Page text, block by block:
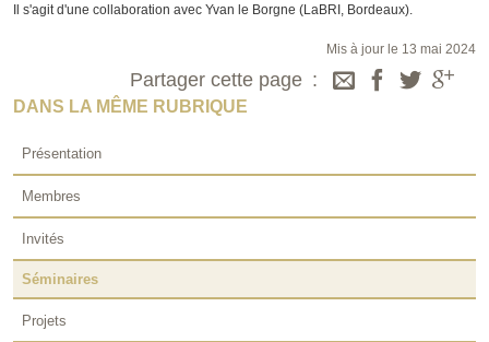
Il s'agit d'une collaboration avec Yvan le Borgne (LaBRI, Bordeaux).
Mis à jour le 13 mai 2024
Partager cette page
DANS LA MÊME RUBRIQUE
Présentation
Membres
Invités
Séminaires
Projets